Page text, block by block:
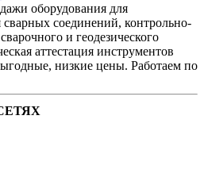
оборудования для
соединений, контрольно-
и геодезического
аттестация инструментов
низкие цены. Работаем по